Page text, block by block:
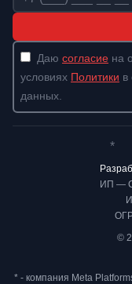
Даю согласие на
условиях Политики в
данных.
ИП —
©
*
* - компания Meta